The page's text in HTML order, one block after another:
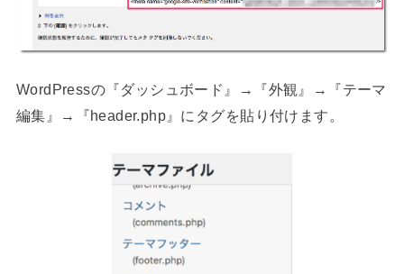
WordPressの『ダッシュボード』→『外観』→『テーマ
編集』→『header.php』にタグを貼り付けます。